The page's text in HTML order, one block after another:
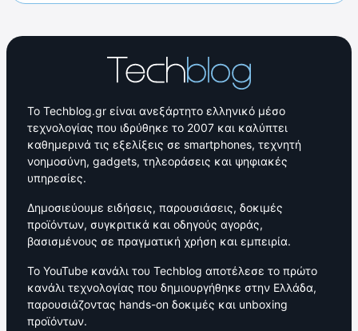
Το Techblog.gr είναι ανεξάρτητο ελληνικό μέσο
τεχνολογίας που ιδρύθηκε το 2007 και καλύπτει
καθημερινά τις εξελίξεις σε smartphones, τεχνητή
νοημοσύνη, gadgets, τηλεοράσεις και ψηφιακές
υπηρεσίες.
Δημοσιεύουμε ειδήσεις, παρουσιάσεις, δοκιμές
προϊόντων, συγκριτικά και οδηγούς αγοράς,
βασισμένους σε πραγματική χρήση και εμπειρία.
Το YouTube κανάλι του Techblog αποτέλεσε το πρώτο
κανάλι τεχνολογίας που δημιουργήθηκε στην Ελλάδα,
παρουσιάζοντας hands-on δοκιμές και unboxing
προϊόντων.